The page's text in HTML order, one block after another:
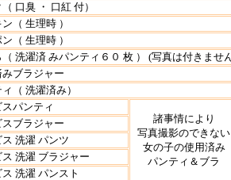
口臭 ・ 口紅 付）
（ 生理時 ）
（ 生理時 ）
（ 洗濯済 みパンティ６０ 枚 ） (写真は付きませ
ブラジャー
（ 洗濯済み）
パンティ
諸事情により
写真撮影のできない
女の子の使用済み
パンティ＆ブラ
ブラジャー
洗濯 パンツ
洗濯 ブラジャー
洗濯 パンスト